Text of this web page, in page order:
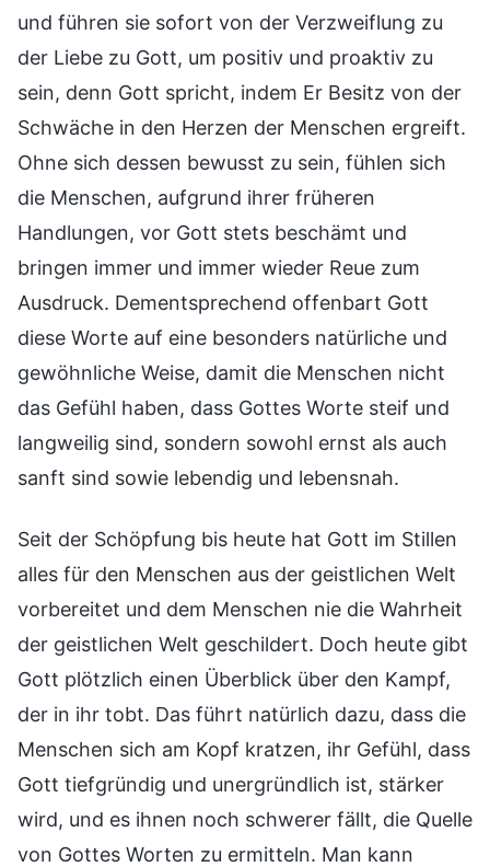
und führen sie sofort von der Verzweiflung zu
der Liebe zu Gott, um positiv und proaktiv zu
sein, denn Gott spricht, indem Er Besitz von der
Schwäche in den Herzen der Menschen ergreift.
Ohne sich dessen bewusst zu sein, fühlen sich
die Menschen, aufgrund ihrer früheren
Handlungen, vor Gott stets beschämt und
bringen immer und immer wieder Reue zum
Ausdruck. Dementsprechend offenbart Gott
diese Worte auf eine besonders natürliche und
gewöhnliche Weise, damit die Menschen nicht
das Gefühl haben, dass Gottes Worte steif und
langweilig sind, sondern sowohl ernst als auch
sanft sind sowie lebendig und lebensnah.
Seit der Schöpfung bis heute hat Gott im Stillen
alles für den Menschen aus der geistlichen Welt
vorbereitet und dem Menschen nie die Wahrheit
der geistlichen Welt geschildert. Doch heute gibt
Gott plötzlich einen Überblick über den Kampf,
der in ihr tobt. Das führt natürlich dazu, dass die
Menschen sich am Kopf kratzen, ihr Gefühl, dass
Gott tiefgründig und unergründlich ist, stärker
wird, und es ihnen noch schwerer fällt, die Quelle
von Gottes Worten zu ermitteln. Man kann